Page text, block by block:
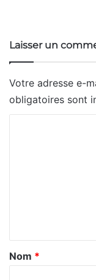
Laisser un
Votre adresse e-
obligatoires sont
a
Nom *